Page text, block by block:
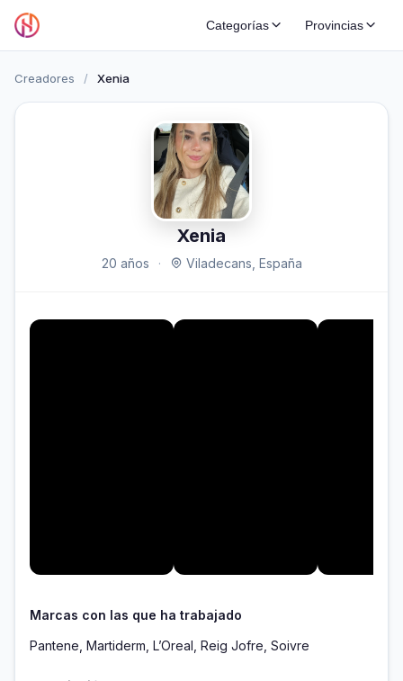
Categorías Provincias
Creadores / Xenia
Xenia
20 años · Viladecans, España
Marcas con las que ha trabajado
Pantene, Martiderm, L’Oreal, Reig Jofre, Soivre